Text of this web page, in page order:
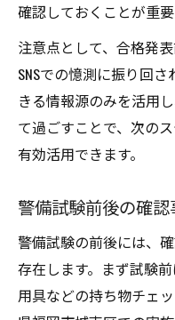
確認しておくことが重要
注意点として、合格発
SNSでの憶測に振り回
きる情報源のみを活用
て過ごすことで、次の
有効活用できます。
警備試験前後の確
警備試験の前後には、
存在します。まず試験
用具などの持ち物チェ